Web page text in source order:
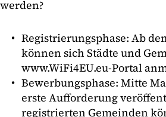
werden?
Registrierungsphase: Ab
können sich Städte und
www.WiFi4EU.eu-Portal
Bewerbungsphase: Mitte
erste Aufforderung
registrierten Gemeinden